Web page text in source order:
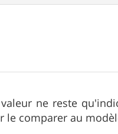
ne reste
comparer au